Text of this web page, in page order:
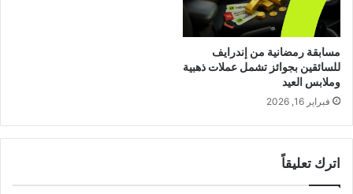
مسابقة رمضانية من إندرايف
للسائقين بجوائز تشمل عملات ذهبية
وملابس العيد
فبراير 16, 2026
اترك تعليقاً